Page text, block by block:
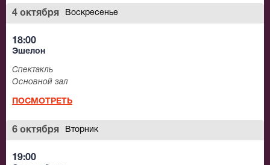
4 октября Воскресенье
18:00
Эшелон
Спектакль
Основной зал
ПОСМОТРЕТЬ
6 октября Вторник
19:00